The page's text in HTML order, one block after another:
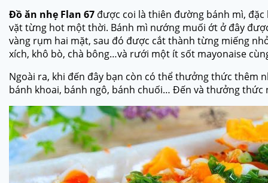
Đồ ăn nhẹ Flan 67 được coi là thiên đường bánh mì,
vặt từng hot một thời. Bánh mì nướng muối ớt ở đây
vàng rụm hai mặt, sau đó được cắt thành từng miếng
xích, khô bò, chà bông…và rưới một ít sốt mayonaise
Ngoài ra, khi đến đây bạn còn có thể thưởng thức thêm
bánh khoai, bánh ngô, bánh chuối… Đến và thưởng thức